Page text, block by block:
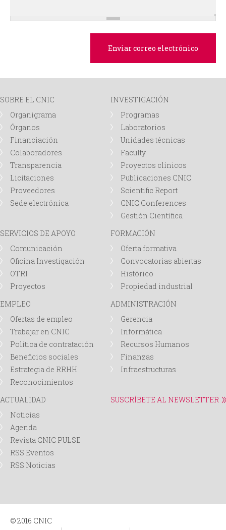
q
u
d
a
SOBRE EL CNIC
Organigrama
Órganos
Financiación
Colaboradores
Transparencia
Licitaciones
Proveedores
Sede electrónica
INVESTIGACIÓN
Programas
Laboratorios
Unidades técnicas
Faculty
Proyectos clínicos
Publicaciones CNIC
Scientific Report
CNIC Conferences
Gestión Científica
SERVICIOS DE APOYO
Comunicación
Oficina Investigación
OTRI
Proyectos
FORMACIÓN
Oferta formativa
Convocatorias abiertas
Histórico
Propiedad industrial
EMPLEO
Ofertas de empleo
Trabajar en CNIC
Política de contratación
Beneficios sociales
Estrategia de RRHH
Reconocimientos
ADMINISTRACIÓN
Gerencia
Informática
Recursos Humanos
Finanzas
Infraestructuras
ACTUALIDAD
Noticias
Agenda
Revista CNIC PULSE
RSS Eventos
RSS Noticias
SUSCRÍBETE AL NEWSLETTER
© 2016 CNIC